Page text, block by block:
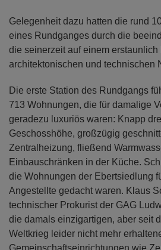
Gelegenheit dazu hatten die rund
eines Rundganges durch die
die seinerzeit auf einem erstaunlich
architektonischen und technischen
Die erste Station des Rundgangs
713 Wohnungen, die für damalige
geradezu luxuriös waren: Knapp
Geschosshöhe, großzügig
Zentralheizung, fließend
Einbauschränken in der Küche.
die Wohnungen der Ebertsiedlung
Angestellte gedacht waren. Klaus
technischer Prokurist der GAG
die damals einzigartigen, aber seit
Weltkrieg leider nicht mehr
Gemeinschaftseinrichtungen wie